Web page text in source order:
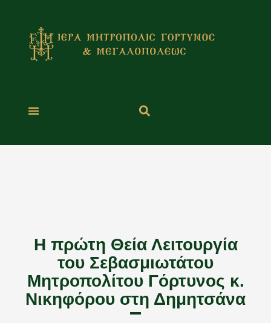
περιεχόμενο
Η πρώτη Θεία Λειτουργία
του Σεβασμιωτάτου
Μητροπολίτου Γόρτυνος κ.
Νικηφόρου στη Δημητσάνα